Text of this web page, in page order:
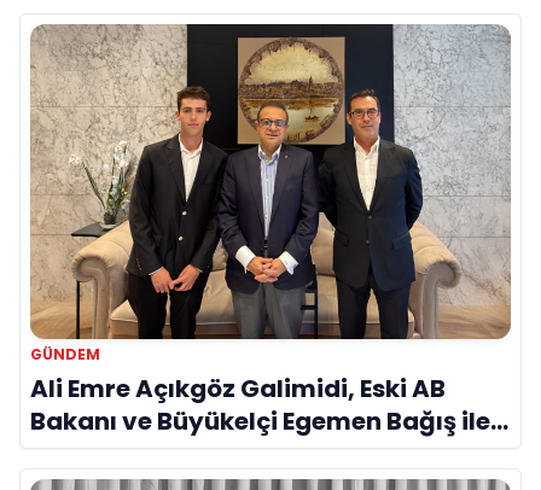
GÜNDEM
Ali Emre Açıkgöz Galimidi, Eski AB
Bakanı ve Büyükelçi Egemen Bağış ile
Bir Araya Geldi